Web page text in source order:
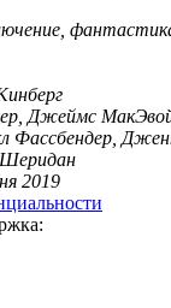
Джеймс
Фассбендер,
2019